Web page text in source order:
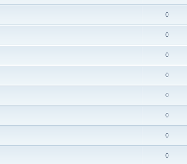
0
0
0
0
0
0
0
0